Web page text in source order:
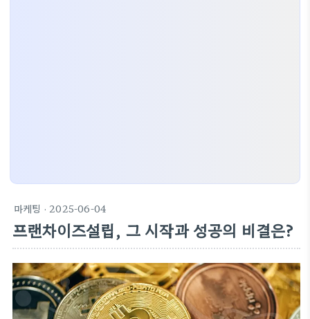
마케팅 · 2025-06-04
프랜차이즈설립, 그 시작과 성공의 비결은?